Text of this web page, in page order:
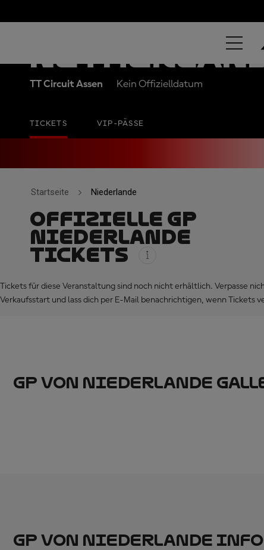
TISSOT
TT Circuit Assen Kein Offizielldatum
TICKETS VIP-PÄSSE
Startseite Niederlande
OFFIZIELLE GP
NIEDERLANDE
TICKETS
Tickets für diese Veranstaltung sind noch nicht erhältlich. Verpasse
Verkaufsstart und lass dich per E-Mail benachrichtigen, wenn Tickets
GP VON NIEDERLANDE
GP VON NIEDERLANDE INFO